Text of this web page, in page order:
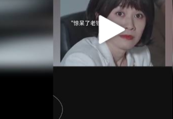
法国下周开始禁止未经同意的电话营销
台风白海豚或吞掉台风鲸鱼
巡查组提问 工作人员偷用手机查答案
看守所辅警收受10万获刑1年
多地要求领导干部带头休假